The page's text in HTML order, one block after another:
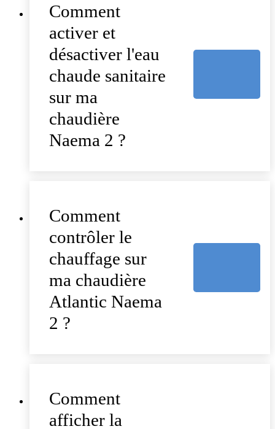
Comment
activer et
désactiver l'eau
chaude sanitaire
sur ma
chaudière
Naema 2 ?
Comment
contrôler le
chauffage sur
ma chaudière
Atlantic Naema
2 ?
Comment
afficher la